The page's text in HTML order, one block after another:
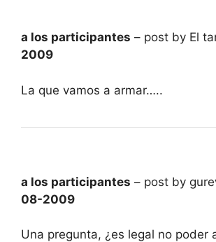
a los participantes – post by El
2009
La que vamos a armar…..
a los participantes – post by
08-2009
Una pregunta, ¿es legal no poder